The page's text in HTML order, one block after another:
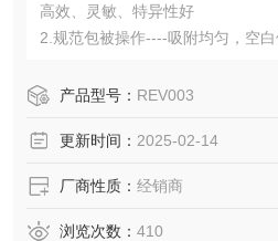
高效、灵敏、特异性好
2.规范包被操作----吸附均匀，空
4.适用于血浆、血清、组织匀浆液
5.可检测动物类型丰富：人、猴、
6.检测指标齐全：炎症因子、血
子、趋化因子、生长因子、基质金
产品型号： REV003
更新时间： 2025-02-14
厂商性质： 经销商
浏览次数： 410